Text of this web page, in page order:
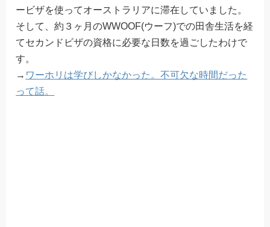
ービザを使ってオーストラリアに滞在していました。
そして、約３ヶ月のWWOOF(ウーフ)での田舎生活を経
てセカンドビザの資格に必要な日数を過ごしたわけで
す。
→ ワーホリは学びしかなかった。不可欠な時間だった
って話。